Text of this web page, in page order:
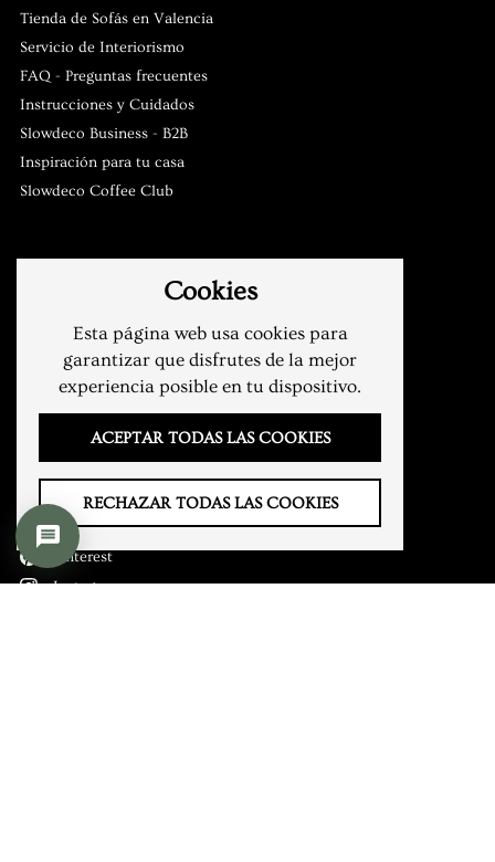
Tienda de Sofás en Valencia
Servicio de Interiorismo
FAQ - Preguntas frecuentes
Instrucciones y Cuidados
Slowdeco Business - B2B
Inspiración para tu casa
Slowdeco Coffee Club
Envíos y devoluciones
Condiciones de venta
Política de privacidad
Aviso legal
Mi Cuenta
CONTACTO
YouTube
Pinterest
Instagram
Cookies
Esta página web usa cookies para
garantizar que disfrutes de la mejor
experiencia posible en tu dispositivo.
ACEPTAR TODAS LAS COOKIES
RECHAZAR TODAS LAS COOKIES
Slowdeco
Asesoramiento y atención al cliente